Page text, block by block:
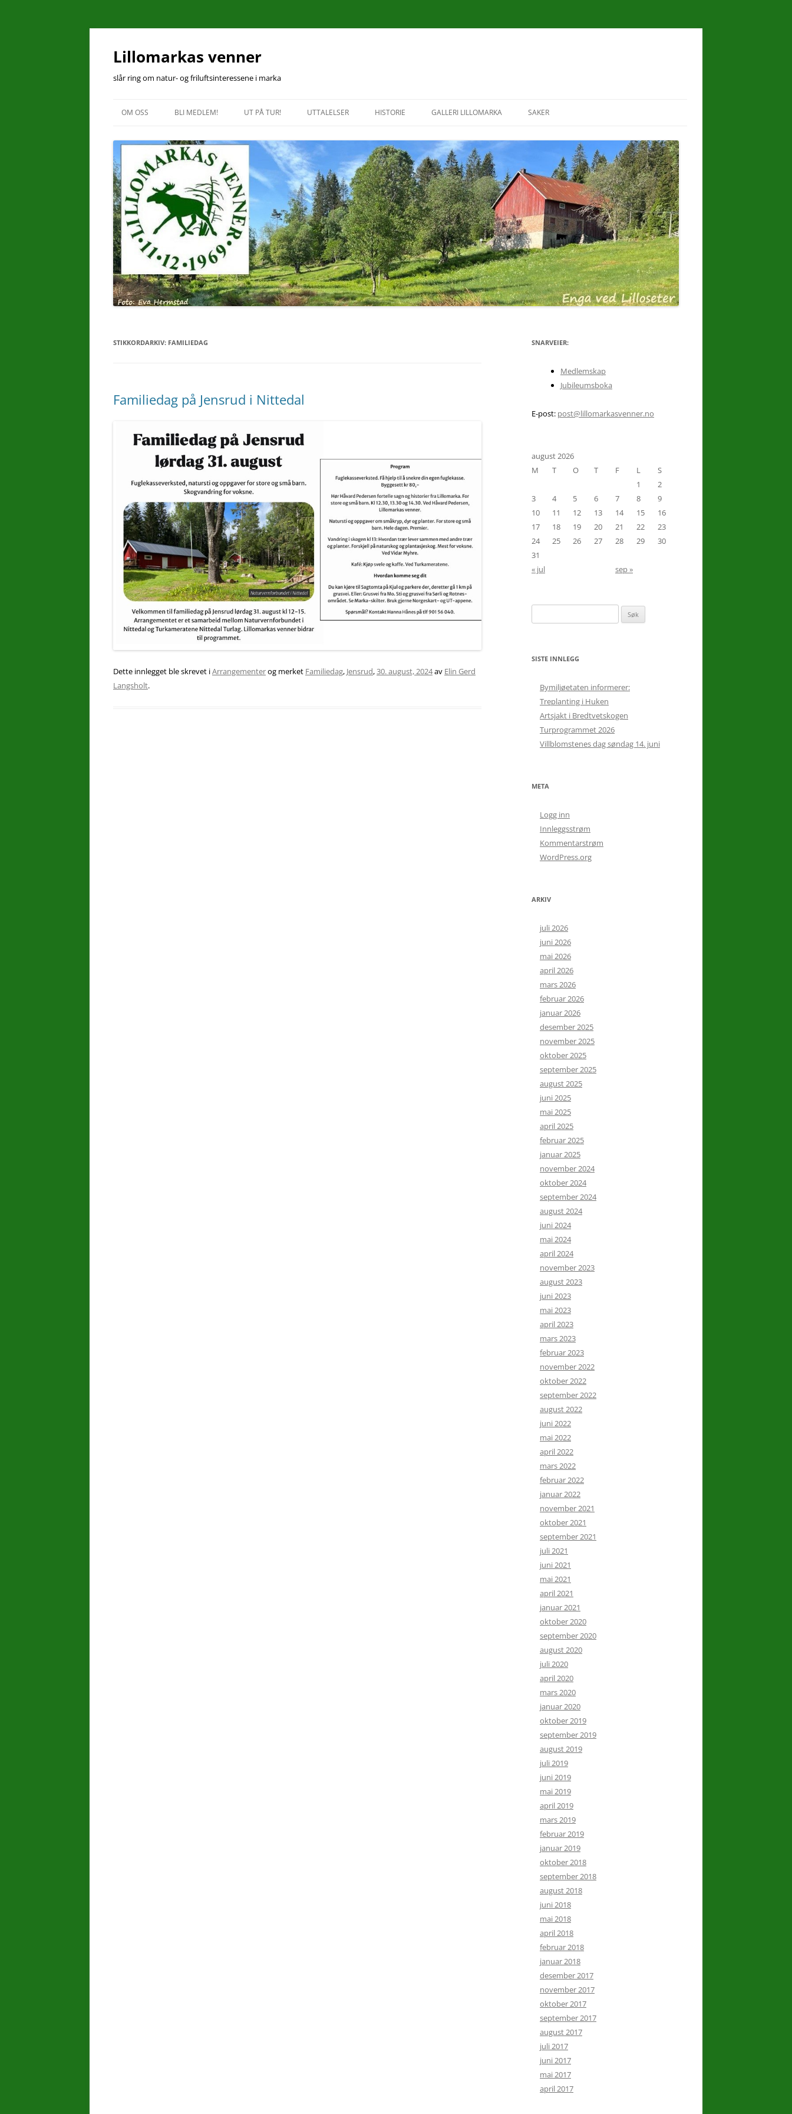
Hopp
innhold
Lillomarkas venner
slår ring om natur- og friluftsinteressene i marka
OM OSS
ÅRSMØTEPROTOKOLL 2025
ÅRSBERETNING 2025
VEDTEKTER
BLI MEDLEM! UT PÅ TUR! UTTALELSER
UTTALELSER OG BREV 2025
UTTALELSER OG BREV 2024
UTTALELSER OG BREV 2023
UTTALELSER OG BREV 2022
UTTALELSER OG BREV 2021
UTTALELSER OG BREV 2020
UTTALELSER OG BREV 2019
HISTORIE
LILLOMARKA
HISTORISKE KART
GALLERI LILLOMARKA
NITTEDAL
INFORMASJONSTUR TIL
GREFSENKLEIVA 16. SEPTEMBER
BEFARING TIL BREISJØEN 2.
SEPTEMBER 2020
TUR LANGS VANDCURSTIENE I
GREFSENÅSEN 20. JUNI 2018
VILLBLOMSTENS DAG PÅ
RØVERKOLLEN 17. JUNI 2018
SEPTEMBER 2017
TUR I GREFSENÅSEN 30. AUGUST
2017
VILLBLOMSTENS DAG 2017
NYTTEVEKSTTUR 15. MAI 2017
FUGLETUR PÅ HESTEJORDENE 10.
MAI 2017
GRUVETUR 25. SEPTEMBER 2016
SAKER
LILLOMARKA
LANDSKAPSVERNOMRÅDE
SKJØTSEL OG ARTSMANGFOLD PÅ
HESTEJORDENE
STIKKORDARKIV: FAMILIEDAG
Familiedag på Jensrud i Nittedal
Dette innlegget ble skrevet iArrangementerog merket Familiedag, Jensrud,30. august, 2024av Elin Gerd
Langsholt.
SNARVEIER:
Medlemskap
Jubileumsboka
E-post: post@lillomarkasvenner.no
august 2026
M
T O T F L
S
1
2
3
4 5 6 7 8
9
10
11 12 13 14 15
16
17
18 19 20 21 22
23
24
25 26 27 28 29
30
31
« jul
sep »
etter:
SISTE INNLEGG
Bymiljøetaten informerer:
Treplanting i Huken
Artsjakt i Bredtvetskogen
Turprogrammet 2026
Villblomstenes dag søndag 14. juni
META
Logg inn
Innleggsstrøm
Kommentarstrøm
WordPress.org
ARKIV
juli 2026
juni 2026
mai 2026
april 2026
mars 2026
februar 2026
januar 2026
desember 2025
november 2025
oktober 2025
september 2025
august 2025
juni 2025
mai 2025
april 2025
februar 2025
januar 2025
november 2024
oktober 2024
september 2024
august 2024
juni 2024
mai 2024
april 2024
november 2023
august 2023
juni 2023
mai 2023
april 2023
mars 2023
februar 2023
november 2022
oktober 2022
september 2022
august 2022
juni 2022
mai 2022
april 2022
mars 2022
februar 2022
januar 2022
november 2021
oktober 2021
september 2021
juli 2021
juni 2021
mai 2021
april 2021
januar 2021
oktober 2020
september 2020
august 2020
juli 2020
april 2020
mars 2020
januar 2020
oktober 2019
september 2019
august 2019
juli 2019
juni 2019
mai 2019
april 2019
mars 2019
februar 2019
januar 2019
oktober 2018
september 2018
august 2018
juni 2018
mai 2018
april 2018
februar 2018
januar 2018
desember 2017
november 2017
oktober 2017
september 2017
august 2017
juli 2017
juni 2017
mai 2017
april 2017